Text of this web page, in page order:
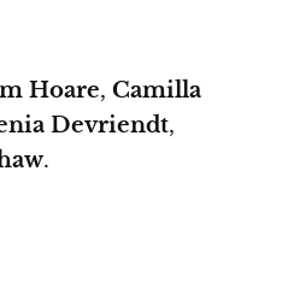
Hoare, Camilla
Devriendt,
.